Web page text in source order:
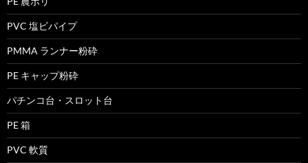
PVC 塩ビパイプ
PMMA ランナー粉砕
PE キャップ粉砕
パチンコ台・スロット台
PE 箱
PVC 軟質